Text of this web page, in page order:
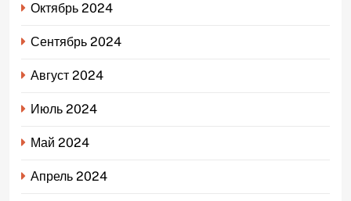
Октябрь 2024
Сентябрь 2024
Август 2024
Июль 2024
Май 2024
Апрель 2024